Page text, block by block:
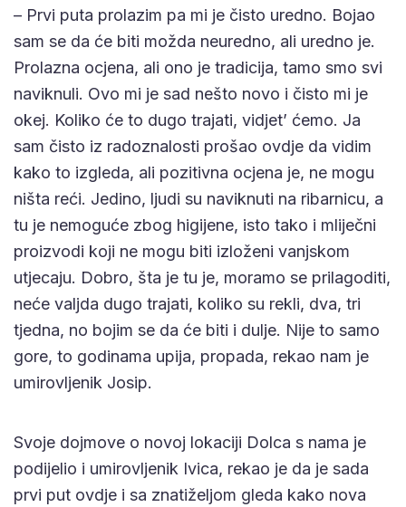
– Prvi puta prolazim pa mi je čisto uredno. Bojao
sam se da će biti možda neuredno, ali uredno je.
Prolazna ocjena, ali ono je tradicija, tamo smo svi
naviknuli. Ovo mi je sad nešto novo i čisto mi je
okej. Koliko će to dugo trajati, vidjet’ ćemo. Ja
sam čisto iz radoznalosti prošao ovdje da vidim
kako to izgleda, ali pozitivna ocjena je, ne mogu
ništa reći. Jedino, ljudi su naviknuti na ribarnicu, a
tu je nemoguće zbog higijene, isto tako i mliječni
proizvodi koji ne mogu biti izloženi vanjskom
utjecaju. Dobro, šta je tu je, moramo se prilagoditi,
neće valjda dugo trajati, koliko su rekli, dva, tri
tjedna, no bojim se da će biti i dulje. Nije to samo
gore, to godinama upija, propada, rekao nam je
umirovljenik Josip.
Svoje dojmove o novoj lokaciji Dolca s nama je
podijelio i umirovljenik Ivica, rekao je da je sada
prvi put ovdje i sa znatiželjom gleda kako nova